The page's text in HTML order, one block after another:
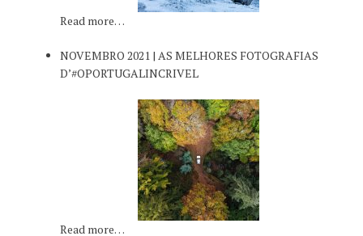
Read more…
NOVEMBRO 2021 | AS MELHORES FOTOGRAFIAS
D’#OPORTUGALINCRIVEL
Read more…